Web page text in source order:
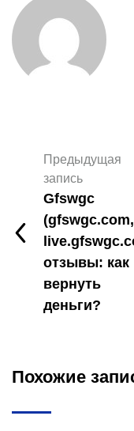
Предыдущая
запись
Gfswgc
(gfswgc.com,
отзывы: как
вернуть
деньги?
Похожие